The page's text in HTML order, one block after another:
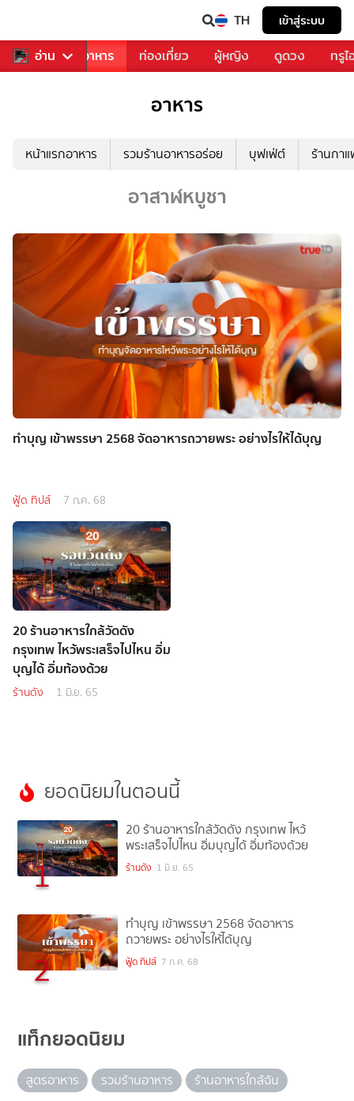
TH เข้าสู่ระบบ
อ่าน
การเพลง อาหาร ท่องเที่ยว ผู้หญิง ดูดวง ทรู
อาหาร
หน้าแรกอาหาร รวมร้านอาหารอร่อย บุฟเฟ่ต์ ร้านกา
อาสาฬหบูชา
ทำบุญ เข้าพรรษา 2568 จัดอาหารถวายพระ อย่างไรให้ได้บุญ
ฟู้ด ทิปส์ 7 ก.ค. 68
20 ร้านอาหารใกล้วัดดัง
กรุงเทพ ไหว้พระเสร็จไปไหน อิ่ม
บุญได้ อิ่มท้องด้วย
ร้านดัง 1 มิ.ย. 65
ยอดนิยมในตอนนี้
1
20 ร้านอาหารใกล้วัดดัง กรุงเทพ ไหว้
พระเสร็จไปไหน อิ่มบุญได้ อิ่มท้องด้วย
ร้านดัง 1 มิ.ย. 65
2
ทำบุญ เข้าพรรษา 2568 จัดอาหาร
ถวายพระ อย่างไรให้ได้บุญ
ฟู้ด ทิปส์ 7 ก.ค. 68
แท็กยอดนิยม
สูตรอาหาร รวมร้านอาหาร
ร้านอาหารใกล้ฉัน